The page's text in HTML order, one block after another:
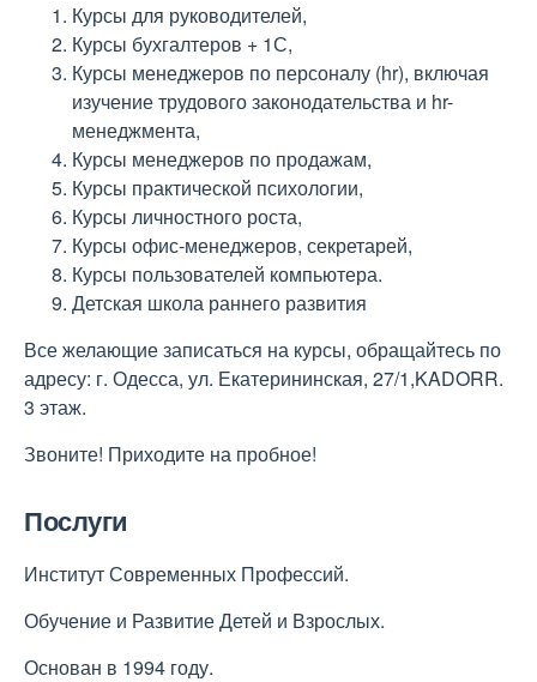
Курсы для руководителей,
Курсы бухгалтеров + 1С,
Курсы менеджеров по персоналу (hr), включая
изучение трудового законодательства и hr-
менеджмента,
Курсы менеджеров по продажам,
Курсы практической психологии,
Курсы личностного роста,
Курсы офис-менеджеров, секретарей,
Курсы пользователей компьютера.
Детская школа раннего развития
Все желающие записаться на курсы, обращайтесь по
адресу: г. Одесса, ул. Екатерининская, 27/1,KADORR.
3 этаж.
Звоните! Приходите на пробное!
Послуги
Институт Современных Профессий.
Обучение и Развитие Детей и Взрослых.
Основан в 1994 году.